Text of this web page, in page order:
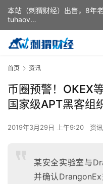
首页 资讯
币圈预警！OKEX
国家级APT黑客组
2019年3月29日 上午9:20 资讯
某安全实验室与
并确认DrangonEx
本站（刺猬财经）出售，8年
tuhaov
This website (ciweicaijing)
website. If you need it,